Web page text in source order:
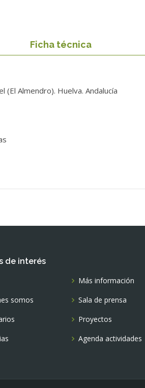
Ficha técnica
(El Almendro). Huelva. Andalucía
de interés
somos
Más información
Sala de prensa
Proyectos
Agenda actividades